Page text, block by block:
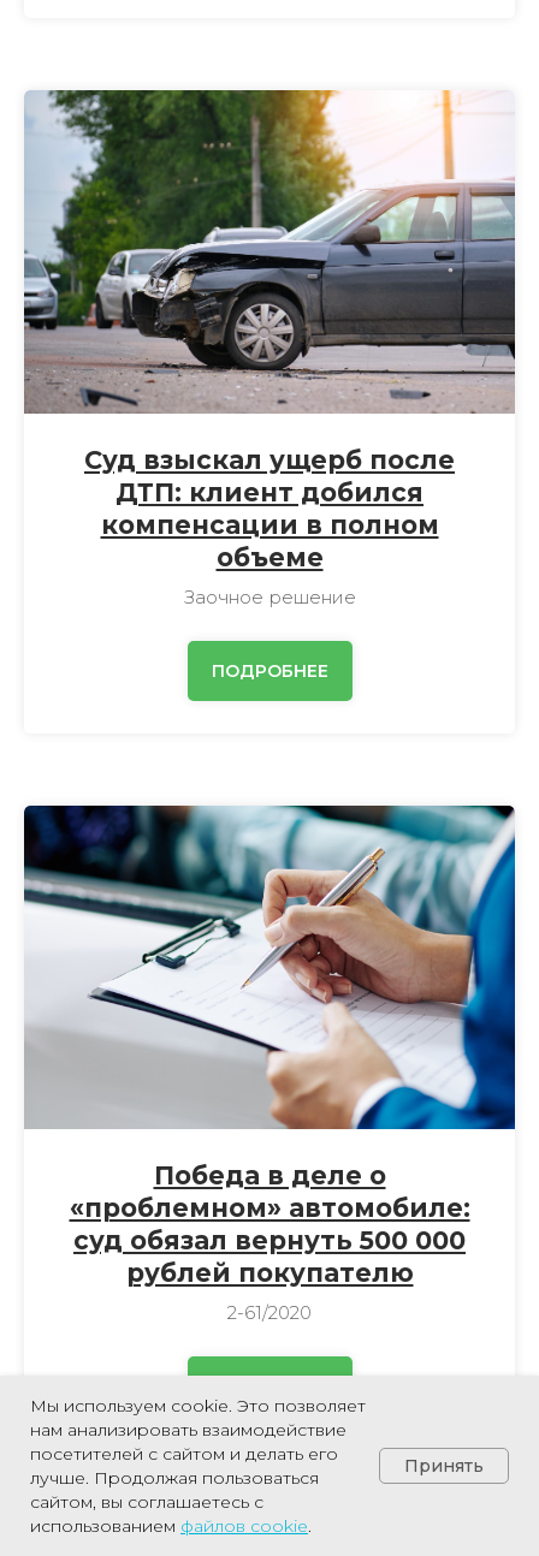
Суд взыскал ущерб после
ДТП: клиент добился
компенсации в полном
объеме
Заочное решение
ПОДРОБНЕЕ
Победа в деле о
«проблемном» автомобиле:
суд обязал вернуть 500 000
рублей покупателю
2-61/2020
Позвонить
Мы используем cookie. Это позволяет
нам анализировать взаимодействие
посетителей с сайтом и делать его
лучше. Продолжая пользоваться
сайтом, вы соглашаетесь с
использованием файлов cookie.
Принять